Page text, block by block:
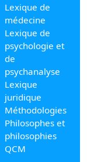
Lexique de
médecine
Lexique de
psychologie et
de
psychanalyse
Lexique
juridique
Méthodologies
Philosophes et
philosophies
QCM